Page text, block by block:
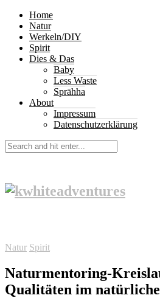
Home
Natur
Werkeln/DIY
Spirit
Dies & Das
Baby
Less Waste
Sprāhha
About
Impressum
Datenschutzerklärung
Natur Spirit
Naturmentoring-
Qualitäten im